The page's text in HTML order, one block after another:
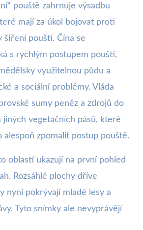
pouště zahrnuje výsadbu
mají za úkol bojovat proti
šíření pouští. Čína se
s rychlým postupem pouští,
využitelnou půdu a
a sociální problémy. Vláda
sumy peněz a zdrojů do
jiných vegetačních pásů, které
alespoň zpomalit postup pouště.
oblastí ukazují na první pohled
Rozsáhlé plochy dříve
nyní pokrývají mladé lesy a
Tyto snímky ale nevyprávějí